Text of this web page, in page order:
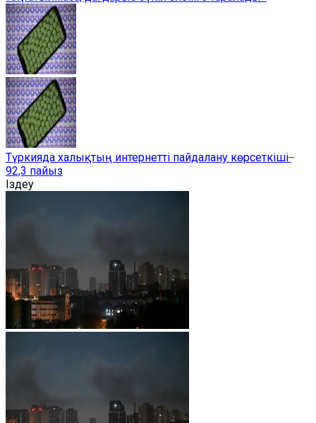
Түркияда халықтың интернетті пайдалану көрсеткіші ̶
92,3 пайыз
Іздеу